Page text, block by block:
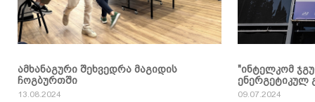
ამხანაგური შეხვედრა მაგიდის
ჩოგბურთში
13.08.2024
"ინტელკომ
ენერგეტიკულ
09.07.2024